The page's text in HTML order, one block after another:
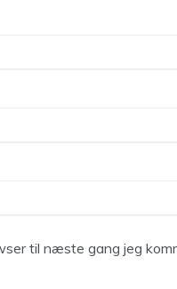
til næste gang jeg